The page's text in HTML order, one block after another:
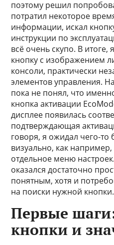
поэтому решил
потратил некоторое
информации, искал
инструкции по
всё очень скупо. В
кнопку с изображением
консоли, практически
элементов управления.
пока не понял, что
кнопка активации
дисплее появилась
подтверждающая
говоря, я ожидал чего-то
визуально, как
отдельное меню
оказался достаточно
понятным, хотя и
на поиски нужной кнопки.
Первые
кнопки и